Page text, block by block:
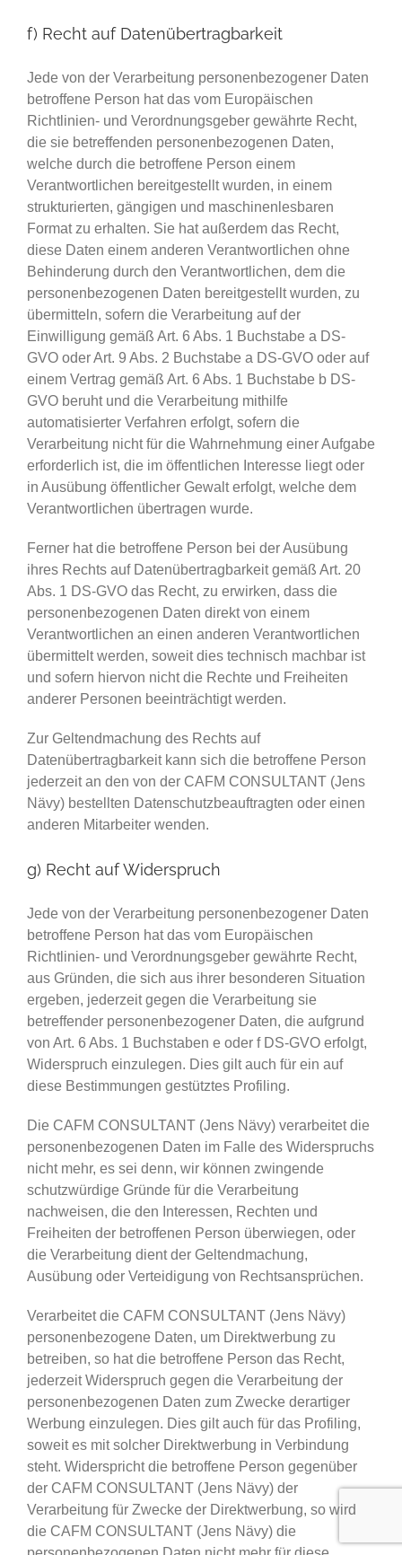
f) Recht auf Datenübertragbarkeit
Jede von der Verarbeitung personenbezogener Daten
betroffene Person hat das vom Europäischen
Richtlinien- und Verordnungsgeber gewährte Recht,
die sie betreffenden personenbezogenen Daten,
welche durch die betroffene Person einem
Verantwortlichen bereitgestellt wurden, in einem
strukturierten, gängigen und maschinenlesbaren
Format zu erhalten. Sie hat außerdem das Recht,
diese Daten einem anderen Verantwortlichen ohne
Behinderung durch den Verantwortlichen, dem die
personenbezogenen Daten bereitgestellt wurden, zu
übermitteln, sofern die Verarbeitung auf der
Einwilligung gemäß Art. 6 Abs. 1 Buchstabe a DS-
GVO oder Art. 9 Abs. 2 Buchstabe a DS-GVO oder auf
einem Vertrag gemäß Art. 6 Abs. 1 Buchstabe b DS-
GVO beruht und die Verarbeitung mithilfe
automatisierter Verfahren erfolgt, sofern die
Verarbeitung nicht für die Wahrnehmung einer Aufgabe
erforderlich ist, die im öffentlichen Interesse liegt oder
in Ausübung öffentlicher Gewalt erfolgt, welche dem
Verantwortlichen übertragen wurde.
Ferner hat die betroffene Person bei der Ausübung
ihres Rechts auf Datenübertragbarkeit gemäß Art. 20
Abs. 1 DS-GVO das Recht, zu erwirken, dass die
personenbezogenen Daten direkt von einem
Verantwortlichen an einen anderen Verantwortlichen
übermittelt werden, soweit dies technisch machbar ist
und sofern hiervon nicht die Rechte und Freiheiten
anderer Personen beeinträchtigt werden.
Zur Geltendmachung des Rechts auf
Datenübertragbarkeit kann sich die betroffene Person
jederzeit an den von der CAFM CONSULTANT (Jens
Nävy) bestellten Datenschutzbeauftragten oder einen
anderen Mitarbeiter wenden.
g) Recht auf Widerspruch
Jede von der Verarbeitung personenbezogener Daten
betroffene Person hat das vom Europäischen
Richtlinien- und Verordnungsgeber gewährte Recht,
aus Gründen, die sich aus ihrer besonderen Situation
ergeben, jederzeit gegen die Verarbeitung sie
betreffender personenbezogener Daten, die aufgrund
von Art. 6 Abs. 1 Buchstaben e oder f DS-GVO erfolgt,
Widerspruch einzulegen. Dies gilt auch für ein auf
diese Bestimmungen gestütztes Profiling.
Die CAFM CONSULTANT (Jens Nävy) verarbeitet die
personenbezogenen Daten im Falle des Widerspruchs
nicht mehr, es sei denn, wir können zwingende
schutzwürdige Gründe für die Verarbeitung
nachweisen, die den Interessen, Rechten und
Freiheiten der betroffenen Person überwiegen, oder
die Verarbeitung dient der Geltendmachung,
Ausübung oder Verteidigung von Rechtsansprüchen.
Verarbeitet die CAFM CONSULTANT (Jens Nävy)
personenbezogene Daten, um Direktwerbung zu
betreiben, so hat die betroffene Person das Recht,
jederzeit Widerspruch gegen die Verarbeitung der
personenbezogenen Daten zum Zwecke derartiger
Werbung einzulegen. Dies gilt auch für das Profiling,
soweit es mit solcher Direktwerbung in Verbindung
steht. Widerspricht die betroffene Person gegenüber
der CAFM CONSULTANT (Jens Nävy) der
Verarbeitung für Zwecke der Direktwerbung, so wird
die CAFM CONSULTANT (Jens Nävy) die